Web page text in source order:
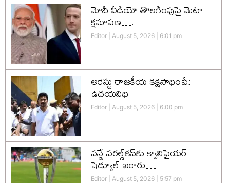
మోదీ వీడియో తొలగింపుపై మెటా
క్షమాపణ….
Editor August 5, 2026 6:01 pm
అరెస్టు రాజకీయ కక్షసాధింపే:
ఉదయనిధి
Editor August 5, 2026 6:00 pm
వన్డే వరల్డ్‌కప్‌కు క్వాలిఫైయర్
షెడ్యూల్ ఖరారు…
Editor August 5, 2026 5:57 pm